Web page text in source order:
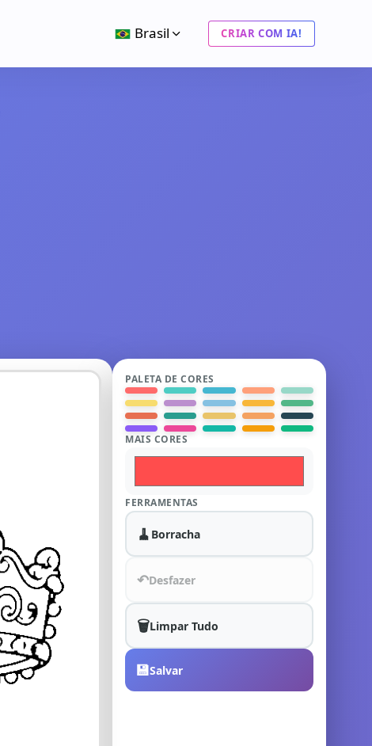
Brasil CRIAR COM IA!
PALETA DE CORES
MAIS CORES
FERRAMENTAS
🧹 Borracha
↶Desfazer
🗑️Limpar Tudo
💾Salvar